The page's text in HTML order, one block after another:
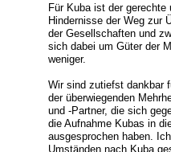
Für Kuba ist der
Hindernisse der Weg zur
der Gesellschaften und
sich dabei um Güter der
weniger.
Wir sind zutiefst dankbar
der überwiegenden
und -Partner, die sich
die Aufnahme Kubas in
ausgesprochen haben.
Umständen nach Kuba